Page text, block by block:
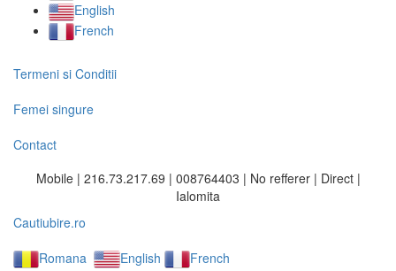
English
French
Termeni si Conditii
Femei singure
Contact
Mobile | 216.73.217.69 | 008764403 | No refferer | Direct |
Ialomita
Cautiubire.ro
Romana
English French